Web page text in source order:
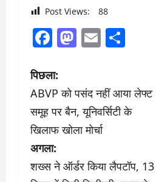
Post Views: 88
Facebook
Mastodon
Email
पो
स्ट
ने
वि
पिछला:
ABVP को पसंद नहीं आया लेफ्ट
समूह पर बैन, यूनिवर्सिटी के
खिलाफ खोला मोर्चा
अगला:
शख्स ने ऑर्डर किया लैपटॉप, 13